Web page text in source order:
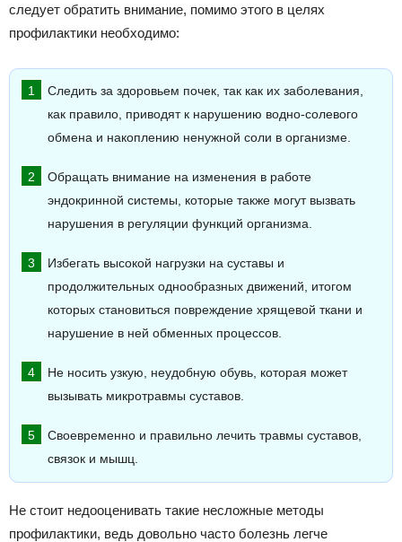
следует обратить внимание, помимо этого в целях
профилактики необходимо:
Следить за здоровьем почек, так как их заболевания,
как правило, приводят к нарушению водно-солевого
обмена и накоплению ненужной соли в организме.
Обращать внимание на изменения в работе
эндокринной системы, которые также могут вызвать
нарушения в регуляции функций организма.
Избегать высокой нагрузки на суставы и
продолжительных однообразных движений, итогом
которых становиться повреждение хрящевой ткани и
нарушение в ней обменных процессов.
Не носить узкую, неудобную обувь, которая может
вызывать микротравмы суставов.
Своевременно и правильно лечить травмы суставов,
связок и мышц.
Не стоит недооценивать такие несложные методы
профилактики, ведь довольно часто болезнь легче